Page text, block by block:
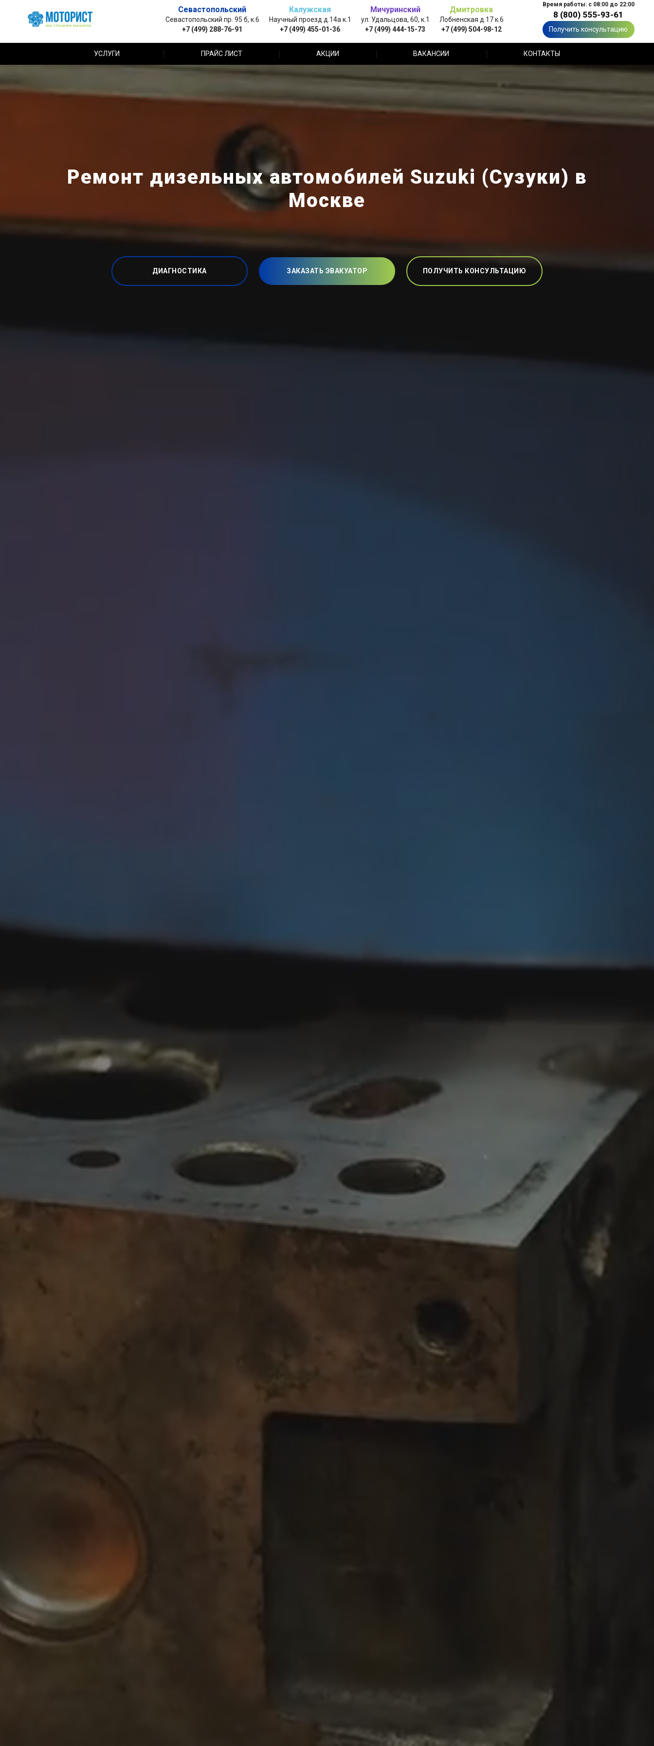
Севастопольский
Севастопольский пр. 95 б, к.6
+7 (499) 288-76-91
Калужская
Научный проезд д.14а к.1
+7 (499) 455-01-36
Мичуринский
ул. Удальцова, 60, к.1
+7 (499) 444-15-73
Дмитровка
Лобненская д.17 к.6
+7 (499) 504-98-12
Время работы: с 08:00 до 22:00
8 (800) 555-93-61
Получить консультацию
УСЛУГИ ПРАЙС ЛИСТ АКЦИИ ВАКАНСИИ КОНТАКТЫ
Ремонт дизельных автомобилей Suzuki (Сузуки) в
Москве
ДИАГНОСТИКА ЗАКАЗАТЬ ЭВАКУАТОР ПОЛУЧИТЬ КОНСУЛЬТАЦИЮ